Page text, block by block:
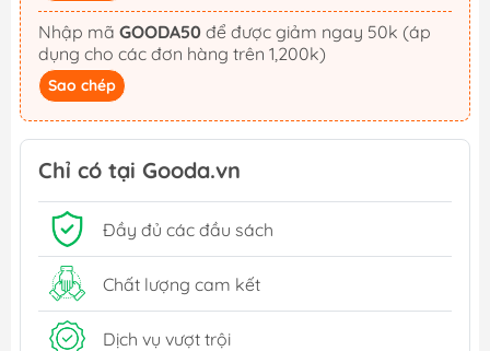
Nhập mã GOODA50
dụng cho các đơn hàng trên 1,200k)
Sao chép
Chỉ có tại Gooda.vn
Đầy đủ các đầu sách
Chất lượng cam kết
Dịch vụ vượt trội